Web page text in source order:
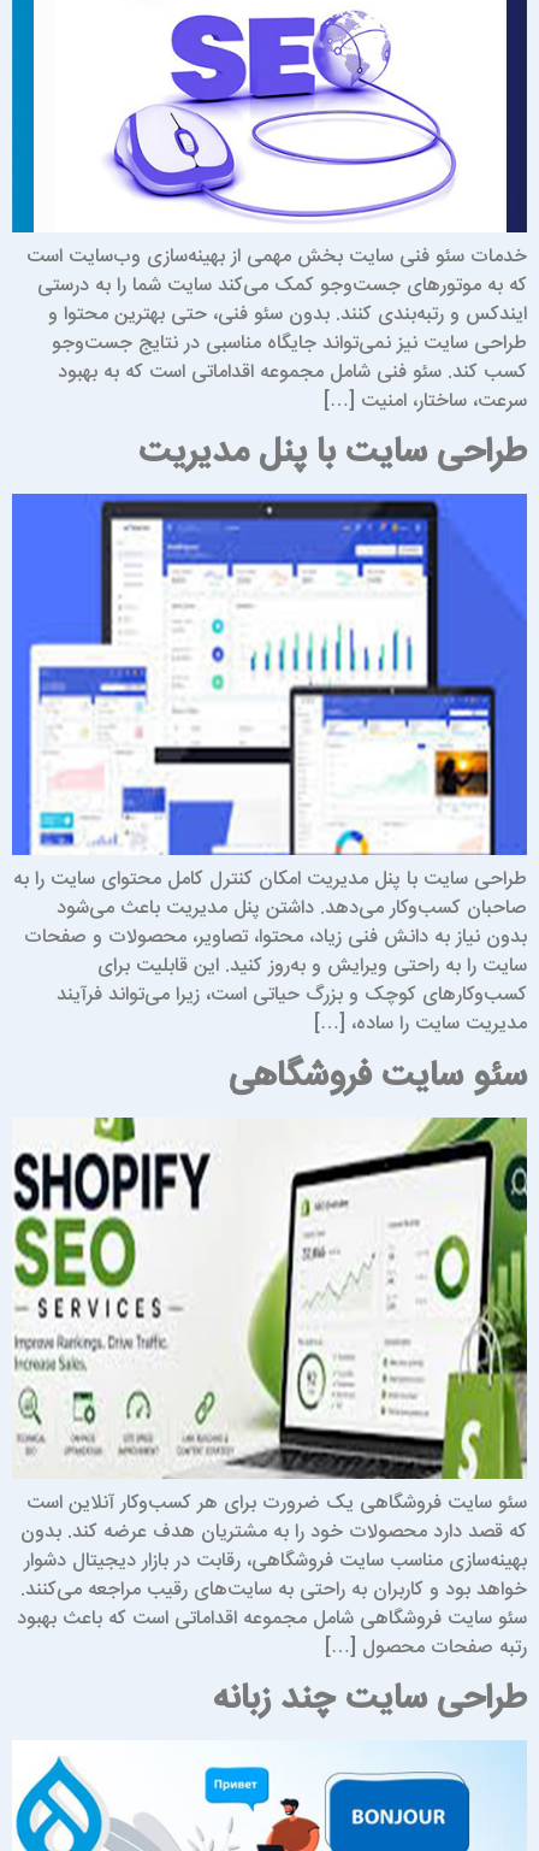
خدمات سئو فنی سایت بخش مهمی از بهینه‌سازی وب‌سایت است
که به موتورهای جست‌وجو کمک می‌کند سایت شما را به درستی
ایندکس و رتبه‌بندی کنند. بدون سئو فنی، حتی بهترین محتوا و
طراحی سایت نیز نمی‌تواند جایگاه مناسبی در نتایج جست‌وجو
کسب کند. سئو فنی شامل مجموعه اقداماتی است که به بهبود
سرعت، ساختار، امنیت […]
طراحی سایت با پنل مدیریت
طراحی سایت با پنل مدیریت امکان کنترل کامل محتوای سایت را به
صاحبان کسب‌وکار می‌دهد. داشتن پنل مدیریت باعث می‌شود
بدون نیاز به دانش فنی زیاد، محتوا، تصاویر، محصولات و صفحات
سایت را به راحتی ویرایش و به‌روز کنید. این قابلیت برای
کسب‌وکارهای کوچک و بزرگ حیاتی است، زیرا می‌تواند فرآیند
مدیریت سایت را ساده، […]
سئو سایت فروشگاهی
سئو سایت فروشگاهی یک ضرورت برای هر کسب‌وکار آنلاین است
که قصد دارد محصولات خود را به مشتریان هدف عرضه کند. بدون
بهینه‌سازی مناسب سایت فروشگاهی، رقابت در بازار دیجیتال دشوار
خواهد بود و کاربران به راحتی به سایت‌های رقیب مراجعه می‌کنند.
سئو سایت فروشگاهی شامل مجموعه اقداماتی است که باعث بهبود
رتبه صفحات محصول […]
طراحی سایت چند زبانه